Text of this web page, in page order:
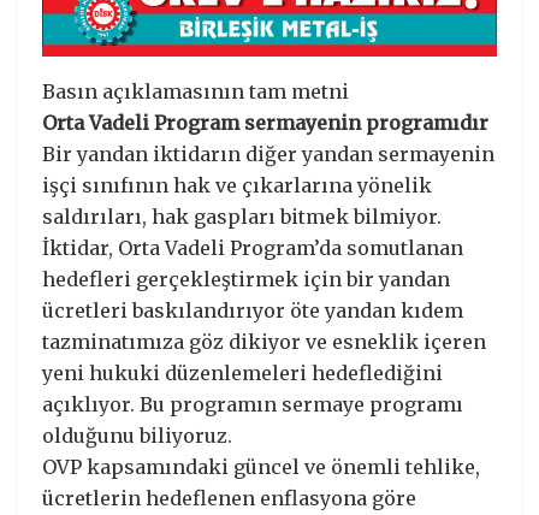
Basın açıklamasının tam metni
Orta Vadeli Program sermayenin programıdır
Bir yandan iktidarın diğer yandan sermayenin
işçi sınıfının hak ve çıkarlarına yönelik
saldırıları, hak gaspları bitmek bilmiyor.
İktidar, Orta Vadeli Program’da somutlanan
hedefleri gerçekleştirmek için bir yandan
ücretleri baskılandırıyor öte yandan kıdem
tazminatımıza göz dikiyor ve esneklik içeren
yeni hukuki düzenlemeleri hedeflediğini
açıklıyor. Bu programın sermaye programı
olduğunu biliyoruz.
OVP kapsamındaki güncel ve önemli tehlike,
ücretlerin hedeflenen enflasyona göre